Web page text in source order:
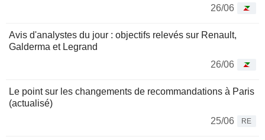
26/06
Avis d'analystes du jour : objectifs relevés sur Renault,
Galderma et Legrand
26/06
Le point sur les changements de recommandations à Paris
(actualisé)
25/06
RE